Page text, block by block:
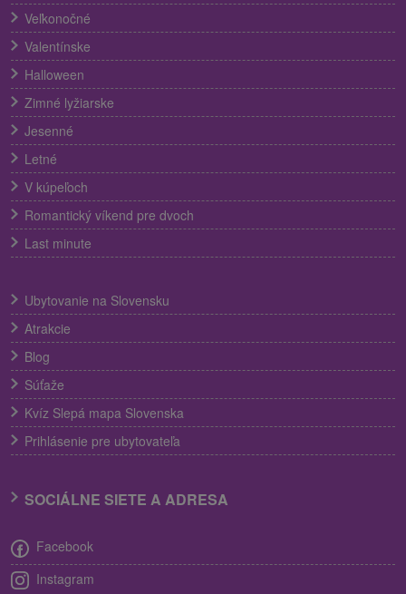
Veľkonočné
Valentínske
Halloween
Zimné lyžiarske
Jesenné
Letné
V kúpeľoch
Romantický víkend pre dvoch
Last minute
Ubytovanie na Slovensku
Atrakcie
Blog
Súťaže
Kvíz Slepá mapa Slovenska
Prihlásenie pre ubytovateľa
SOCIÁLNE SIETE A ADRESA
Facebook
Instagram